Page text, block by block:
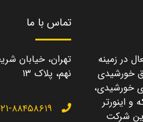
در زمینه
خورشیدی
خورشیدی،
و اینورتر
شرکت
تماس با ما
تهران، خیابان
نهم، پلاک ۱۳
۰۲۱-